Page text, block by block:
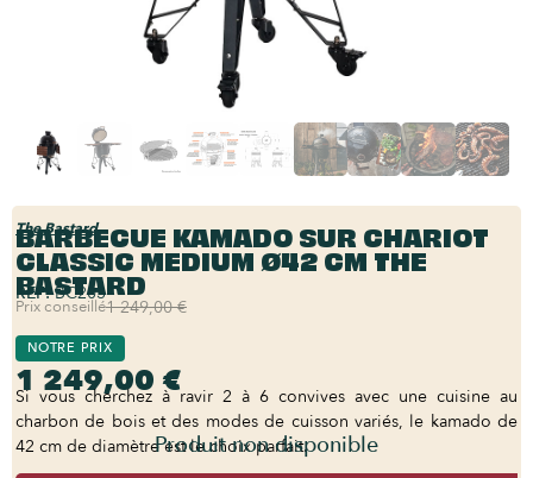
The Bastard
BARBECUE KAMADO SUR CHARIOT
CLASSIC MEDIUM Ø42 CM THE
BASTARD
REF:BC203
Prix conseillé1 249,00 €
NOTRE PRIX
1 249,00 €
Si vous cherchez à ravir 2 à 6 convives avec une cuisine au
charbon de bois et des modes de cuisson variés, le kamado de
42 cm de diamètre est le choix parfait.
Produit non disponible